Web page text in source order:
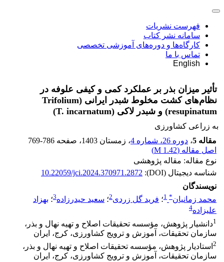
فهرست نشریات
سامانه نشر کتاب
کارگاه‌ها و دوره‌های آموزشی تخصصی
تماس با ما
English
تأثیر میزان بذر بر عملکرد کمی و کیفی علوفه در
نظام‌های کشت مخلوط شبدر ایرانی (Trifolium
resupinatum) و شبدر لاکی (T. incarnatum)
به زراعی کشاورزی
مقاله 5
، دوره 26، شماره 4 ، زمستان 1403 ، صفحه 769-786
اصل مقاله (1.42 M
)
نوع مقاله: مقاله پژوهشی
شناسه دیجیتال (DOI):
10.22059/jci.2024.370971.2872
نویسندگان
محمد زمانیان*
1؛ فرید گل زردی2؛ سعید حیدرزاده3؛ بهزاد
علیزاده4
1دانشیار پژوهش، مؤسسه تحقیقات اصلاح و تهیه نهال و بذر،
سازمان تحقیقات، آموزش و ترویج کشاورزی، کرج، ایران
2 استادیار پژوهش، مؤسسه تحقیقات اصلاح و تهیه نهال و بذر،
سازمان تحقیقات، آموزش و ترویج کشاورزی، کرج، ایران